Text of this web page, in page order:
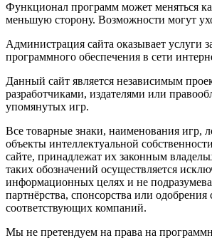
Функционал программ может меняться
меньшую сторону. Возможности могут
Администрация сайта оказывает услуги
программного обеспечения в сети
Данный сайт является независимым
разработчиками, издателями или
упомянутых игр.
Все товарные знаки, наименования игр,
объекты интеллектуальной
сайте, принадлежат их законным
таких обозначений осуществляется
информационных целях и не
партнёрства, спонсорства или одобрения
соответствующих компаний.
Мы не претендуем на права на